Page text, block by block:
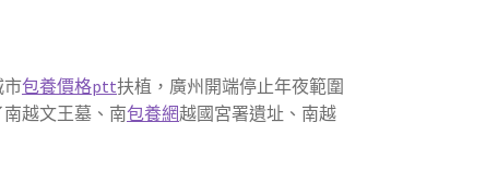
市包養價格ptt扶植，廣州開端停止年夜範圍
越文王墓、南包養網越國宮署遺址、南越